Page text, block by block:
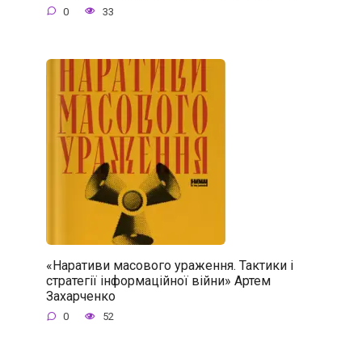
0 33
«Наративи масового ураження. Тактики і
стратегії інформаційної війни» Артем
Захарченко
0 52